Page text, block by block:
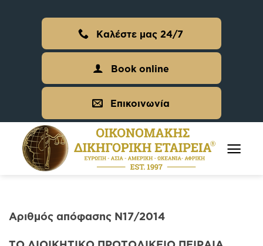
Καλέστε μας 24/7
Book online
Επικοινωνία
Αριθμός απόφασης Ν17/2014